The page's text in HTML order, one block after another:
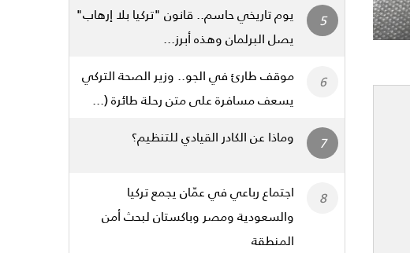
يوم تاريخي حاسم.. قانون "تركيا بلا إرهاب"
يصل البرلمان وهذه أبرز...
موقف طارئ في الجو.. وزير الصحة التركي
يسعف مسافرة على متن رحلة طائرة (...
وماذا عن الكادر القيادي للتنظيم؟
اجتماع رباعي في عمّان يجمع تركيا
والسعودية ومصر وباكستان لبحث أمن
المنطقة